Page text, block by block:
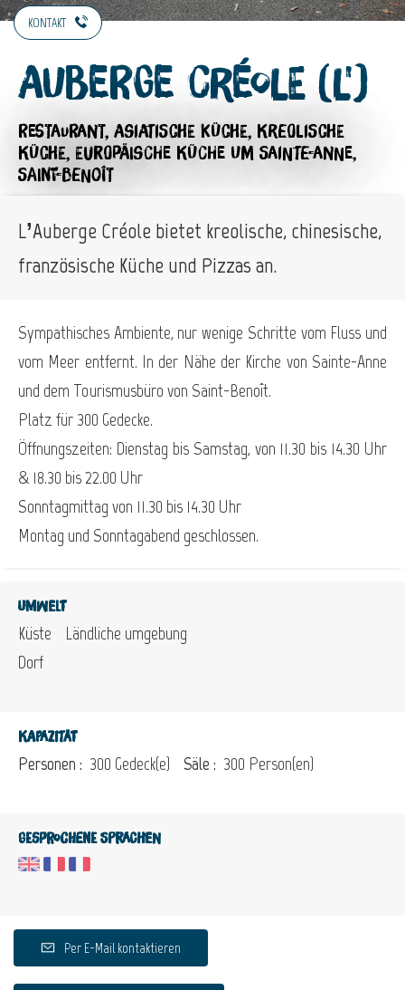
KONTAKT
Auberge Créole (L')
RESTAURANT, ASIATISCHE KÜCHE, KREOLISCHE
KÜCHE, EUROPÄISCHE KÜCHE UM SAINTE-ANNE,
SAINT-BENOÎT
L’Auberge Créole bietet kreolische, chinesische,
französische Küche und Pizzas an.
Sympathisches Ambiente, nur wenige Schritte vom Fluss und
vom Meer entfernt. In der Nähe der Kirche von Sainte-Anne
und dem Tourismusbüro von Saint-Benoît.
Platz für 300 Gedecke.
Öffnungszeiten: Dienstag bis Samstag, von 11.30 bis 14.30 Uhr
& 18.30 bis 22.00 Uhr
Sonntagmittag von 11.30 bis 14.30 Uhr
Montag und Sonntagabend geschlossen.
Umwelt
Küste
Ländliche umgebung
Dorf
Kapazität
Personen : 300 Gedeck(e) Säle : 300 Person(en)
Gesprochene Sprachen
Per E-Mail kontaktieren